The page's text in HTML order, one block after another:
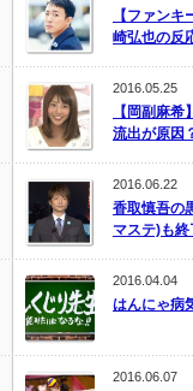
【ファン
崎弘也の反
2016.05.25
【岡副麻
流出が原因
2016.06.22
香取慎吾の
マステ)も終
2016.04.04
はんにゃ病
2016.06.07